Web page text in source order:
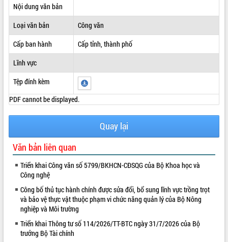
QUY HOẠCH - KẾ HOẠCH
Loading the player...
Nội dung văn bản
Loại văn bản
Công văn
Cấp ban hành
Cấp tỉnh, thành phố
Lĩnh vực
Tệp đính kèm
PDF cannot be displayed.
Quay lại
Văn bản liên quan
Triển khai Công văn số 5799/BKHCN-CĐSQG của Bộ Khoa học và
Công nghệ
Công bố thủ tục hành chính được sửa đổi, bổ sung lĩnh vực trồng trọt
và bảo vệ thực vật thuộc phạm vi chức năng quản lý của Bộ Nông
nghiệp và Môi trường
Triển khai Thông tư số 114/2026/TT-BTC ngày 31/7/2026 của Bộ
trưởng Bộ Tài chính